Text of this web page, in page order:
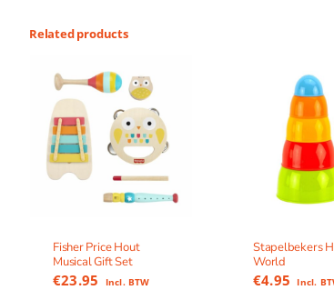
Related products
Fisher Price Hout
Musical Gift Set
€23.95 Incl. BTW
Stapelbekers
World
€4.95 Incl.